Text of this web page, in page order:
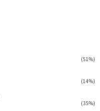
(51%)
(14%)
(35%)